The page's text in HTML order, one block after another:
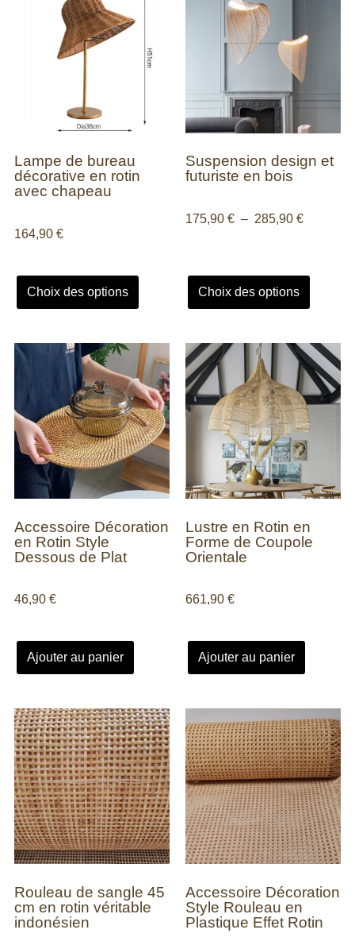
Lampe de bureau
décorative en rotin
avec chapeau
164,90 €
Choix des options
Suspension design et
futuriste en bois
175,90 € – 285,90 €
Choix des options
Accessoire Décoration
en Rotin Style
Dessous de Plat
46,90 €
Ajouter au panier
Lustre en Rotin en
Forme de Coupole
Orientale
661,90 €
Ajouter au panier
Rouleau de sangle 45
cm en rotin véritable
indonésien
Accessoire Décoration
Style Rouleau en
Plastique Effet Rotin